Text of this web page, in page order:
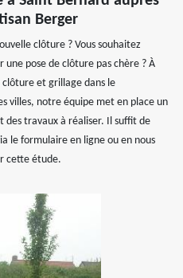
Berger
clôture ? Vous souhaitez
une pose de clôture pas chère ? À
et grillage dans le
villes, notre équipe met en place un
travaux à réaliser. Il suffit de
le formulaire en ligne ou en nous
cette étude.